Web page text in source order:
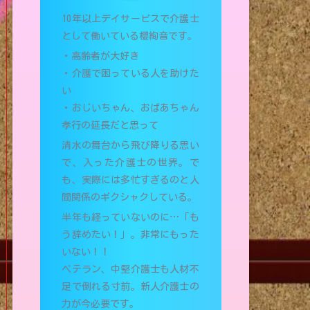
10年以上デイサービスで介護士
として働いている櫻絢音です。
・高齢者が大好き
・介護で困っている人を助けた
い
・おじいちゃん、おばあちゃん
孝行の延長だと思って
清水の舞台から飛び降りる思い
で、入った介護士の世界。で
も、実際には多忙すぎるのと人
間関係のギクシャクしている。
半年も経っていないのに…「も
う辞めたい！」。非常にもった
いない！！
ベテラン、中堅介護士も人材不
足で倒れる寸前。新人介護士の
力が今必要です。